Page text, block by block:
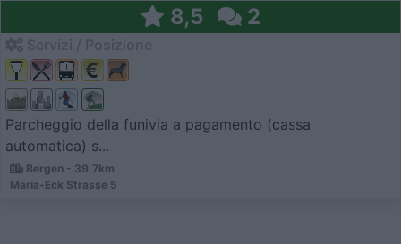
8,5 2
Parcheggio della funivia a pagamento (cassa
automatica) s...
Bergen - 39.7km
Maria-Eck Strasse 5